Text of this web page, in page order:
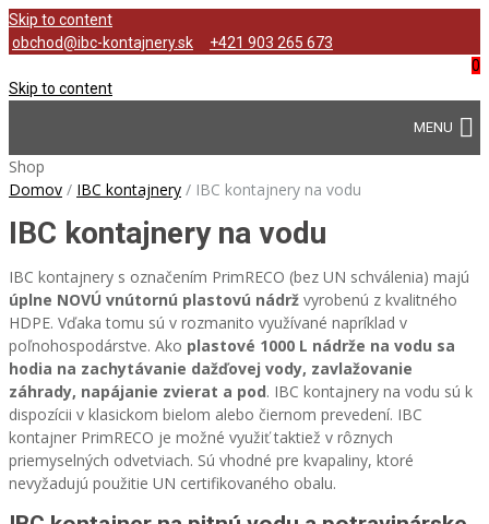
Skip to content
obchod@ibc-kontajnery.sk
+421 903 265 673
0
Skip to content
Shop
Domov / IBC kontajnery / IBC kontajnery na vodu
IBC kontajnery na vodu
IBC kontajnery s označením PrimRECO (bez UN schválenia) majú
úplne NOVÚ vnútornú plastovú nádrž vyrobenú z kvalitného
HDPE. Vďaka tomu sú v rozmanito využívané napríklad v
poľnohospodárstve. Ako plastové 1000 L nádrže na vodu sa
hodia na zachytávanie dažďovej vody, zavlažovanie
záhrady, napájanie zvierat a pod. IBC kontajnery na vodu sú k
dispozícii v klasickom bielom alebo čiernom prevedení. IBC
kontajner PrimRECO je možné využiť taktiež v rôznych
priemyselných odvetviach. Sú vhodné pre kvapaliny, ktoré
nevyžadujú použitie UN certifikovaného obalu.